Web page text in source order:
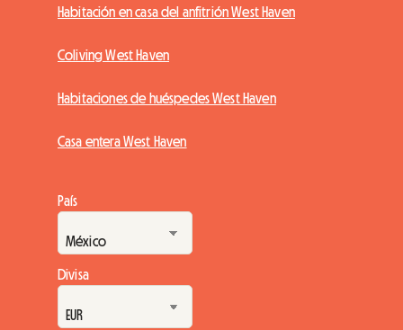
Habitación en casa del anfitrión West Haven
Coliving West Haven
Habitaciones de huéspedes West Haven
Casa entera West Haven
País
Divisa